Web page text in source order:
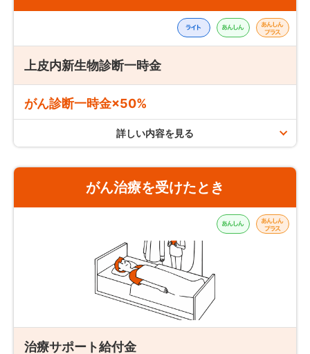
終身がん保険「auがんほけん」の場合
保険期間(更新契約の保険期間を含む)を通じて
責任開始日以後の保険期間中に生まれてはじめて、がんと診
断されたときにお支払いします。
「auがんほけん」・「au定期がんほけん」の責任開始日
は、申込日からその日を含めて3ヶ月を経過した日の翌日
（3ヶ月を経過した日の翌日の応当日がない場合は、その月
の末日）になります。
上皮内新生物診断一時金
がん診断一時金×50%
支払限度
定期がん保険「au定期がんほけん」の場合
保険期間(更新契約の保険期間を含む)を通じて
詳しい内容を見る
がん治療を受けたとき
治療サポート給付金